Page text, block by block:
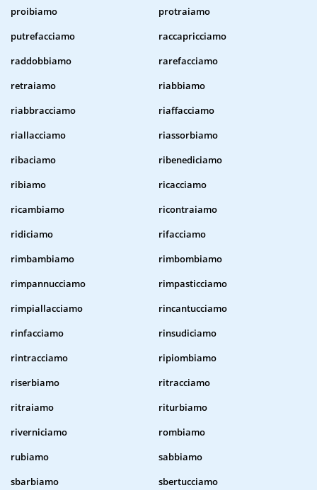
proibiamo
protraiamo
putrefacciamo
raccapricciamo
raddobbiamo
rarefacciamo
retraiamo
riabbiamo
riabbracciamo
riaffacciamo
riallacciamo
riassorbiamo
ribaciamo
ribenediciamo
ribiamo
ricacciamo
ricambiamo
ricontraiamo
ridiciamo
rifacciamo
rimbambiamo
rimbombiamo
rimpannucciamo
rimpasticciamo
rimpiallacciamo
rincantucciamo
rinfacciamo
rinsudiciamo
rintracciamo
ripiombiamo
riserbiamo
ritracciamo
ritraiamo
riturbiamo
riverniciamo
rombiamo
rubiamo
sabbiamo
sbarbiamo
sbertucciamo